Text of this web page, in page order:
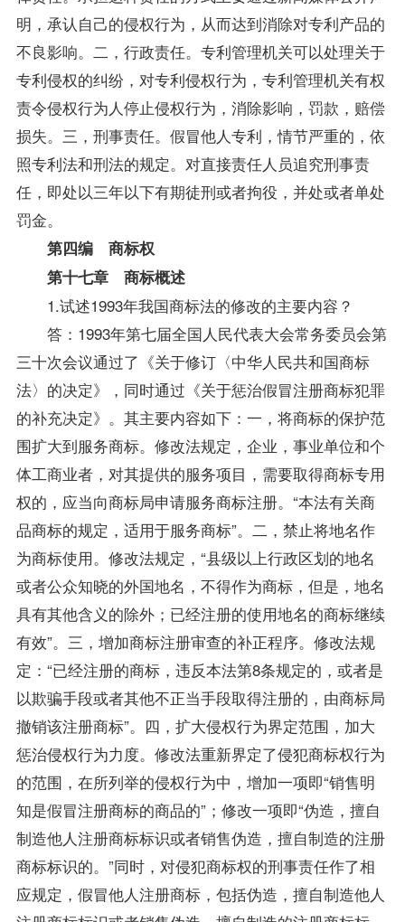
明，承认自己的侵权行为，从而达到消除对专利产品的
不良影响。二，行政责任。专利管理机关可以处理关于
专利侵权的纠纷，对专利侵权行为，专利管理机关有权
责令侵权行为人停止侵权行为，消除影响，罚款，赔偿
损失。三，刑事责任。假冒他人专利，情节严重的，依
照专利法和刑法的规定。对直接责任人员追究刑事责
任，即处以三年以下有期徒刑或者拘役，并处或者单处
罚金。
第四编 商标权
第十七章 商标概述
1.试述1993年我国商标法的修改的主要内容？
答：1993年第七届全国人民代表大会常务委员会第
三十次会议通过了《关于修订〈中华人民共和国商标
法〉的决定》，同时通过《关于惩治假冒注册商标犯罪
的补充决定》。其主要内容如下：一，将商标的保护范
围扩大到服务商标。修改法规定，企业，事业单位和个
体工商业者，对其提供的服务项目，需要取得商标专用
权的，应当向商标局申请服务商标注册。“本法有关商
品商标的规定，适用于服务商标”。二，禁止将地名作
为商标使用。修改法规定，“县级以上行政区划的地名
或者公众知晓的外国地名，不得作为商标，但是，地名
具有其他含义的除外；已经注册的使用地名的商标继续
有效”。三，增加商标注册审查的补正程序。修改法规
定：“已经注册的商标，违反本法第8条规定的，或者是
以欺骗手段或者其他不正当手段取得注册的，由商标局
撤销该注册商标”。四，扩大侵权行为界定范围，加大
惩治侵权行为力度。修改法重新界定了侵犯商标权行为
的范围，在所列举的侵权行为中，增加一项即“销售明
知是假冒注册商标的商品的”；修改一项即“伪造，擅自
制造他人注册商标标识或者销售伪造，擅自制造的注册
商标标识的。”同时，对侵犯商标权的刑事责任作了相
应规定，假冒他人注册商标，包括伪造，擅自制造他人